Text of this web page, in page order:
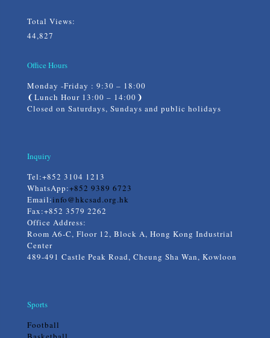
Total Views:
44,827
Office Hours
Monday -Friday : 9:30 – 18:00
❨Lunch Hour 13:00 – 14:00❩
Closed on Saturdays, Sundays and public holidays
Inquiry
Tel:+852 3104 1213
WhatsApp:+852 9389 6723
Email:info@hkcsad.org.hk
Fax:+852 3579 2262
Office Address:
Room A6-C, Floor 12, Block A, Hong Kong Industrial
Center
489-491 Castle Peak Road, Cheung Sha Wan, Kowloon
Sports
Football